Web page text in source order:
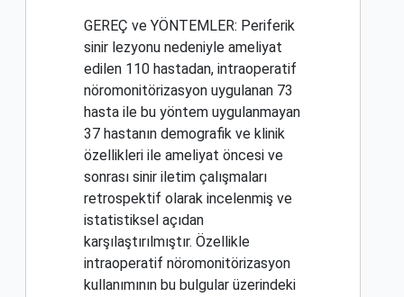
GEREÇ ve YÖNTEMLER: Periferik
sinir lezyonu nedeniyle ameliyat
edilen 110 hastadan, intraoperatif
nöromonitörizasyon uygulanan 73
hasta ile bu yöntem uygulanmayan
37 hastanın demografik ve klinik
özellikleri ile ameliyat öncesi ve
sonrası sinir iletim çalışmaları
retrospektif olarak incelenmiş ve
istatistiksel açıdan
karşılaştırılmıştır. Özellikle
intraoperatif nöromonitörizasyon
kullanımının bu bulgular üzerindeki